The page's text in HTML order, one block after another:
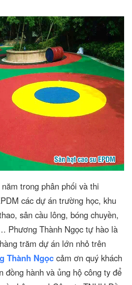
trong phân phối và thi
các dự án trường học, khu
sân cầu lông, bóng chuyền,
Phương Thành Ngọc tự hào là
trăm dự án lớn nhỏ trên
Thành Ngọc cảm ơn quý khách
đồng hành và ủng hộ công ty để